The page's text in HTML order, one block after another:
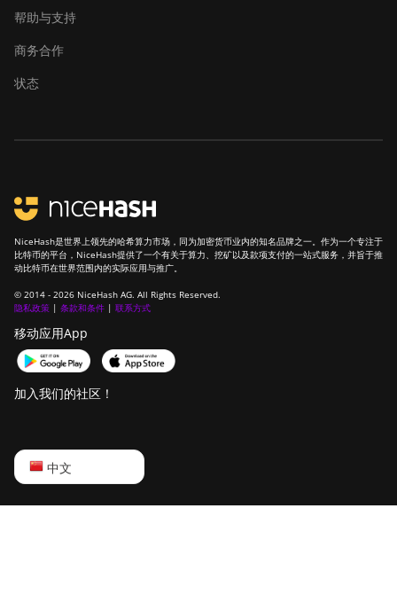
帮助与支持
商务合作
状态
NiceHash是世界上领先的哈希算力市场，同为加密货币业内的知名品牌之一。作为一个专注于
比特币的平台，NiceHash提供了一个有关于算力、挖矿以及款项支付的一站式服务，并旨于推
动比特币在世界范围内的实际应用与推广。
© 2014 - 2026 NiceHash AG. All Rights Reserved.
隐私政策 | 条款和条件 | 联系方式
移动应用App
加入我们的社区！
中文
English